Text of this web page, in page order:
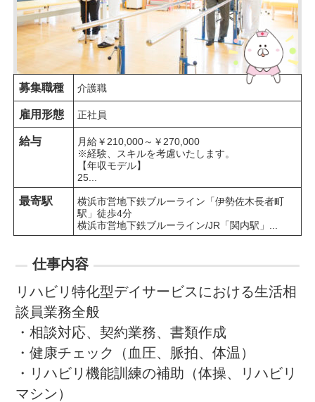
募集職種 介護職
雇用形態 正社員
給与
月給￥210,000～￥270,000
※経験、スキルを考慮いたします。
【年収モデル】
25...
最寄駅
横浜市営地下鉄ブルーライン「伊勢佐木長者町
駅」徒歩4分
横浜市営地下鉄ブルーライン/JR「関内駅」...
仕事内容
リハビリ特化型デイサービスにおける生活相
談員業務全般
・相談対応、契約業務、書類作成
・健康チェック（血圧、脈拍、体温）
・リハビリ機能訓練の補助（体操、リハビリ
マシン）